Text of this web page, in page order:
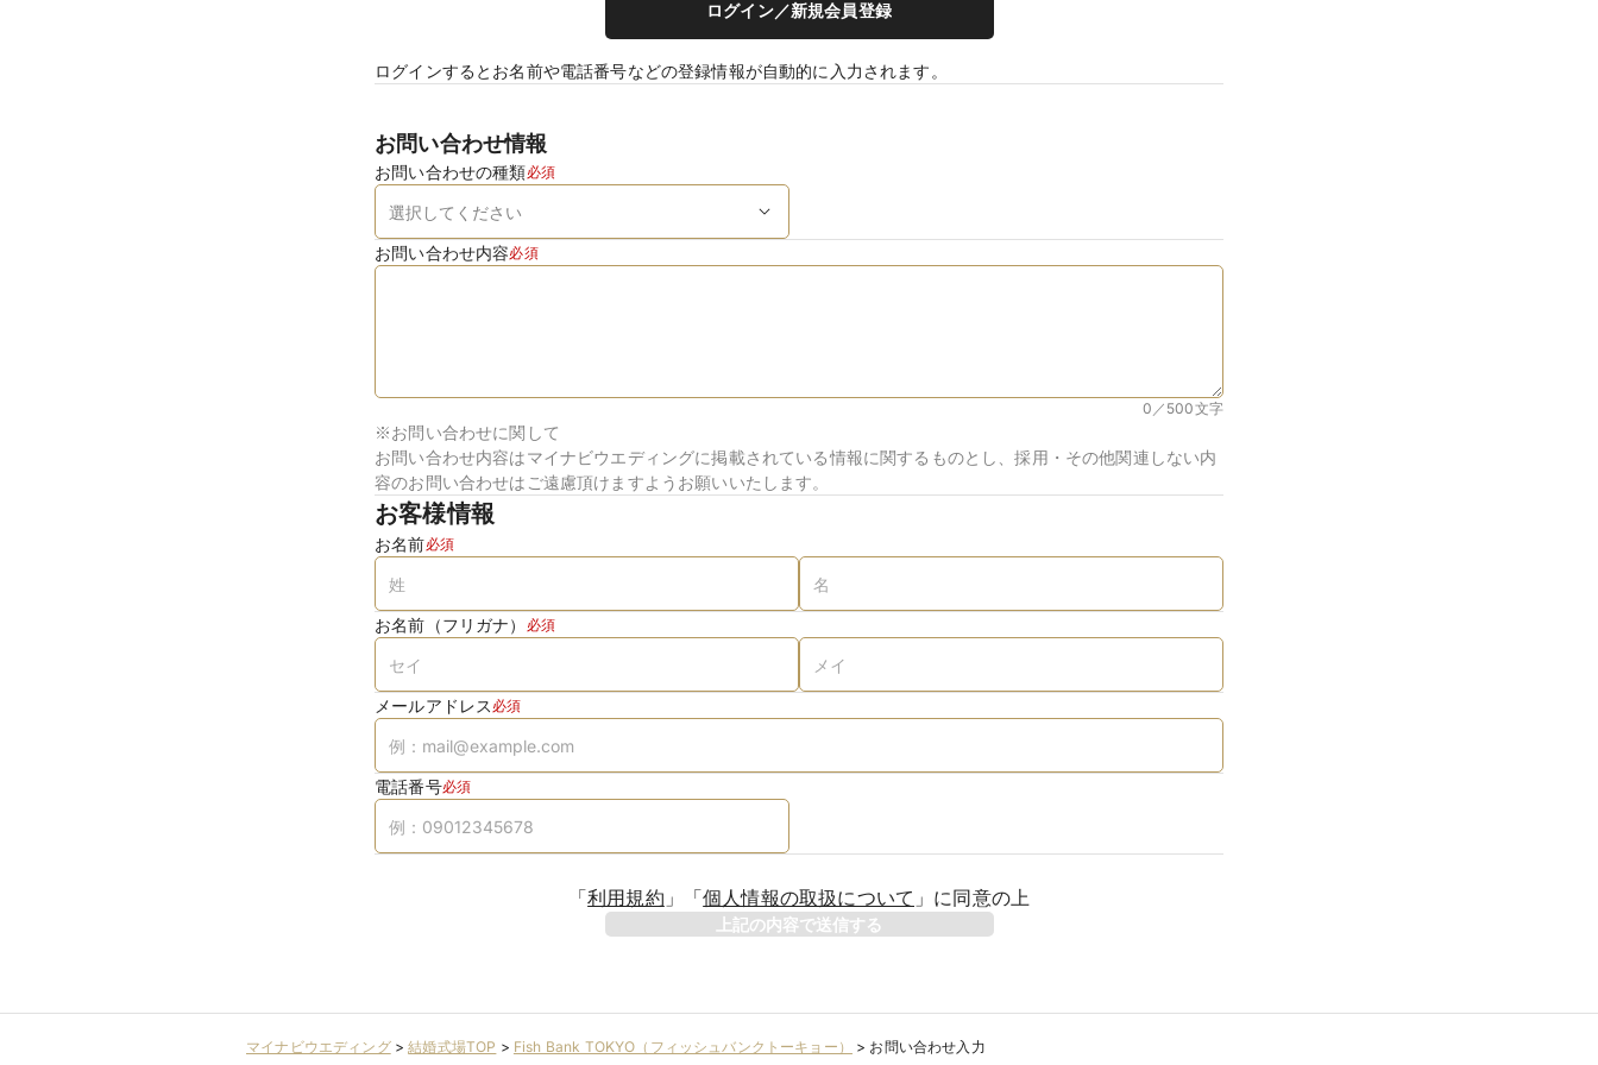
ログイン／新規会員登録
ログインするとお名前や電話番号などの登録情報が自動的に入力されます。
お問い合わせ情報
お問い合わせの種類必須
お問い合わせ内容必須
0／500文字
※お問い合わせに関して
お問い合わせ内容はマイナビウエディングに掲載されている情報に関するものとし、採用・その他関連しない内
容のお問い合わせはご遠慮頂けますようお願いいたします。
お客様情報
お名前必須
お名前（フリガナ） 必須
メールアドレス 必須
電話番号必須
「利用規約 」 「個人情報の取扱について 」 に同意の上
上記の内容で送信する
マイナビウエディング>結婚式場TOP > Fish Bank TOKYO（フィッシュバンクトーキョー） > お問い合わせ入力